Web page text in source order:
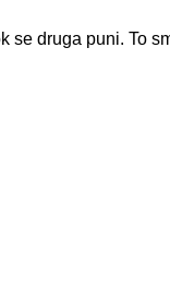
druga puni. To